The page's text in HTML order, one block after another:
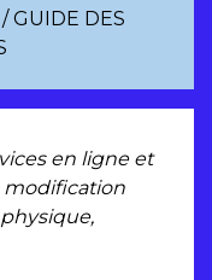
/GUIDE DES
en ligne et
modification